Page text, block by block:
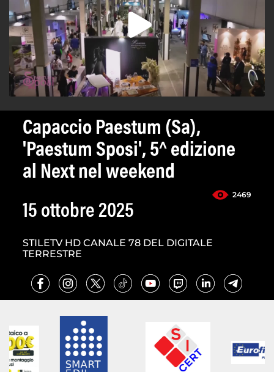
Capaccio Paestum (Sa),
'Paestum Sposi', 5^ edizione
al Next nel weekend
2469
15 ottobre 2025
STILETV HD CANALE 78 DEL DIGITALE
TERRESTRE